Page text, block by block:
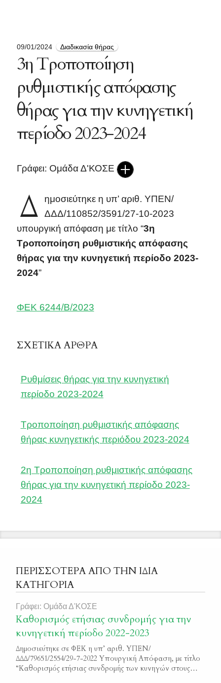
09/01/2024 Διαδικασία θήρας
3η Τροποποίηση
ρυθμιστικής απόφασης
θήρας για την κυνηγετική
περίοδο 2023-2024
Γράφει: Ομάδα Δ'ΚΟΣΕ
Δ
ημοσιεύτηκε η υπ’ αριθ. ΥΠΕΝ/
ΔΔΔ/110852/3591/27-10-2023
υπουργική απόφαση με τίτλο “3η
Τροποποίηση ρυθμιστικής απόφασης
θήρας για την κυνηγετική περίοδο 2023-
2024”
ΦΕΚ 6244/Β/2023
ΣΧΕΤΙΚΑ ΑΡΘΡΑ
Ρυθμίσεις θήρας για την κυνηγετική
περίοδο 2023-2024
Τροποποίηση ρυθμιστικής απόφασης
θήρας κυνηγετικής περιόδου 2023-2024
2η Τροποποίηση ρυθμιστικής απόφασης
θήρας για την κυνηγετική περίοδο 2023-
2024
ΠΕΡΙΣΣΟΤΕΡΑ ΑΠΟ ΤΗΝ ΙΔΙΑ
ΚΑΤΗΓΟΡΙΑ
Γράφει: Ομάδα Δ'ΚΟΣΕ
Καθορισμός ετήσιας συνδρομής για την
κυνηγετική περίοδο 2022-2023
Δημοσιεύτηκε σε ΦΕΚ η υπ’ αριθ. ΥΠΕΝ/
ΔΔΔ/79651/2554/29-7-2022 Υπουργική Απόφαση, με τίτλο
“Καθορισμός ετήσιας συνδρομής των κυνηγών στους